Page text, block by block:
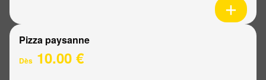
Pizza paysanne
Dès 10.00 €